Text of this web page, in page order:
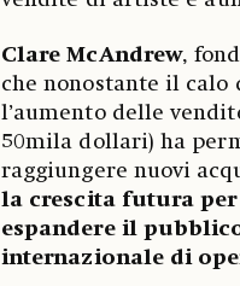
Clare McAndrew,
che nonostante il
l’aumento delle
50mila dollari) ha
raggiungere nuovi
la crescita futura
espandere il
internazionale di